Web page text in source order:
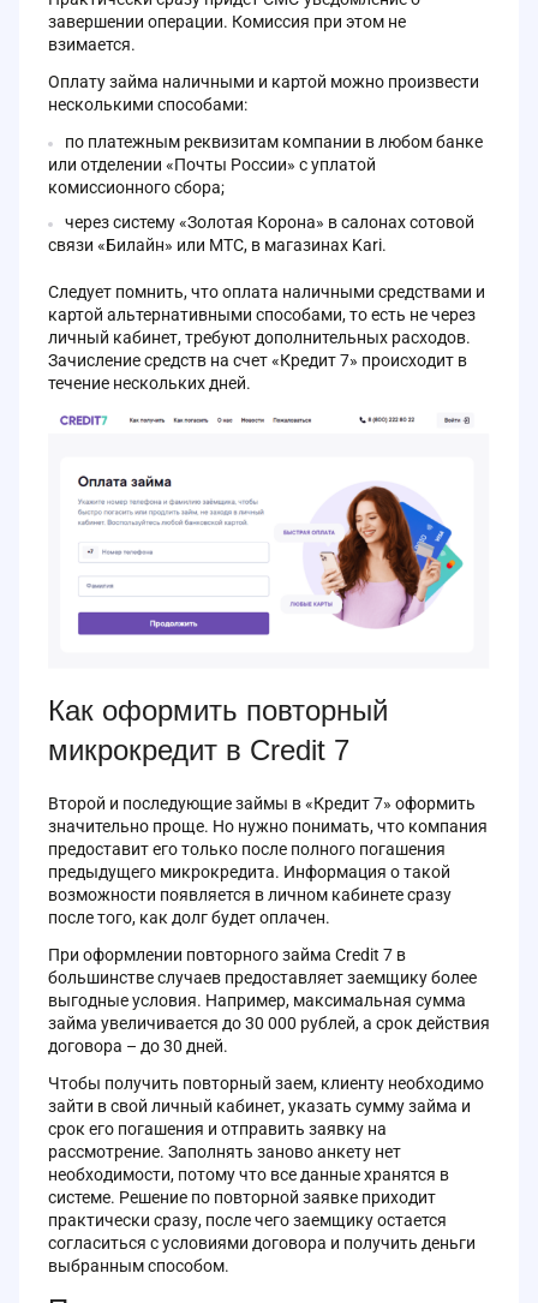
завершении операции. Комиссия при этом не
взимается.
Оплату займа наличными и картой можно произвести
несколькими способами:
по платежным реквизитам компании в любом банке
или отделении «Почты России» с уплатой
комиссионного сбора;
через систему «Золотая Корона» в салонах сотовой
связи «Билайн» или МТС, в магазинах Kari.
Следует помнить, что оплата наличными средствами и
картой альтернативными способами, то есть не через
личный кабинет, требуют дополнительных расходов.
Зачисление средств на счет «Кредит 7» происходит в
течение нескольких дней.
Как оформить повторный
микрокредит в Credit 7
Второй и последующие займы в «Кредит 7» оформить
значительно проще. Но нужно понимать, что компания
предоставит его только после полного погашения
предыдущего микрокредита. Информация о такой
возможности появляется в личном кабинете сразу
после того, как долг будет оплачен.
При оформлении повторного займа Credit 7 в
большинстве случаев предоставляет заемщику более
выгодные условия. Например, максимальная сумма
займа увеличивается до 30 000 рублей, а срок действия
договора – до 30 дней.
Чтобы получить повторный заем, клиенту необходимо
зайти в свой личный кабинет, указать сумму займа и
срок его погашения и отправить заявку на
рассмотрение. Заполнять заново анкету нет
необходимости, потому что все данные хранятся в
системе. Решение по повторной заявке приходит
практически сразу, после чего заемщику остается
согласиться с условиями договора и получить деньги
выбранным способом.